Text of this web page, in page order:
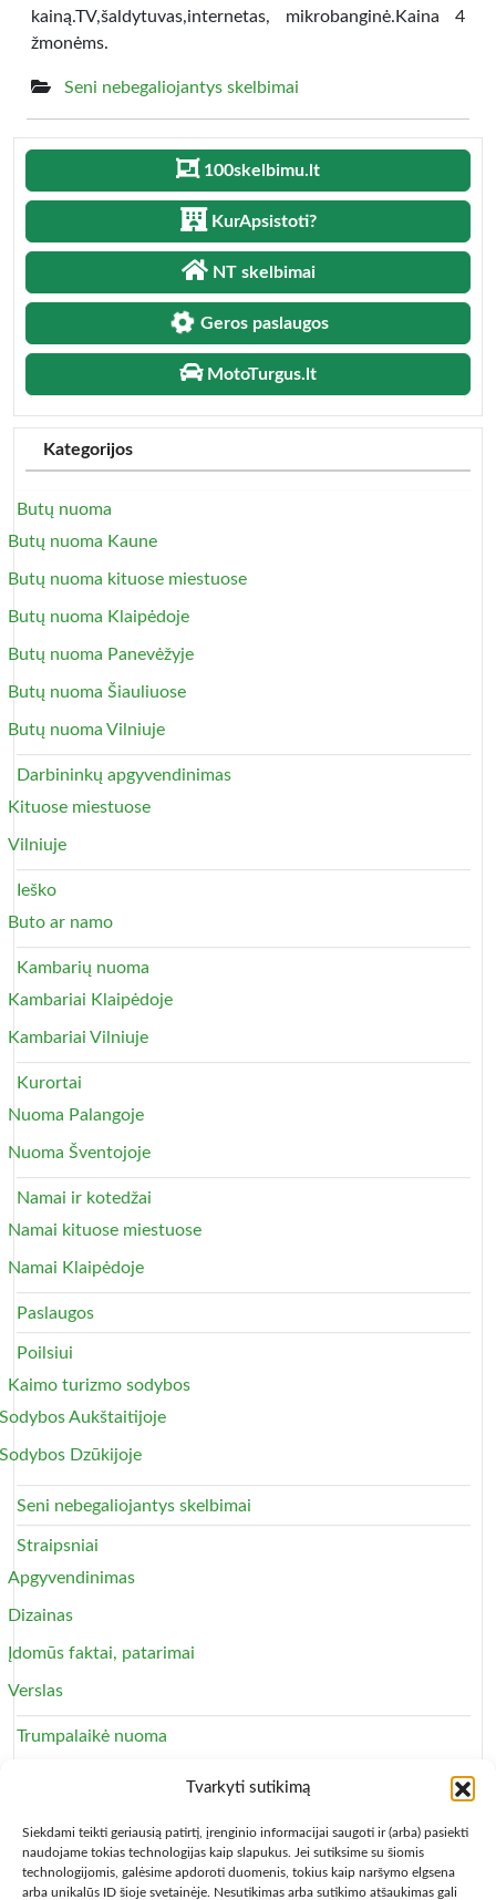
Tvarkyti sutikimą
Siekdami teikti geriausią patirtį, įrenginio informacijai saugoti ir (arba) pasiekti
naudojame tokias technologijas kaip slapukus. Jei sutiksime su šiomis
technologijomis, galėsime apdoroti duomenis, tokius kaip naršymo elgsena
arba unikalūs ID šioje svetainėje. Nesutikimas arba sutikimo atšaukimas gali
kainą.TV,šaldytuvas,internetas, mikrobanginė.Kaina 4
žmonėms.
Seni nebegaliojantys skelbimai
100skelbimu.lt
KurApsistoti?
NT skelbimai
Geros paslaugos
MotoTurgus.lt
Kategorijos
Butų nuoma
Butų nuoma Kaune
Butų nuoma kituose miestuose
Butų nuoma Klaipėdoje
Butų nuoma Panevėžyje
Butų nuoma Šiauliuose
Butų nuoma Vilniuje
Darbininkų apgyvendinimas
Kituose miestuose
Vilniuje
Ieško
Buto ar namo
Kambarių nuoma
Kambariai Klaipėdoje
Kambariai Vilniuje
Kurortai
Nuoma Palangoje
Nuoma Šventojoje
Namai ir kotedžai
Namai kituose miestuose
Namai Klaipėdoje
Paslaugos
Poilsiui
Kaimo turizmo sodybos
Sodybos Aukštaitijoje
Sodybos Dzūkijoje
Seni nebegaliojantys skelbimai
Straipsniai
Apgyvendinimas
Dizainas
Įdomūs faktai, patarimai
Verslas
Trumpalaikė nuoma